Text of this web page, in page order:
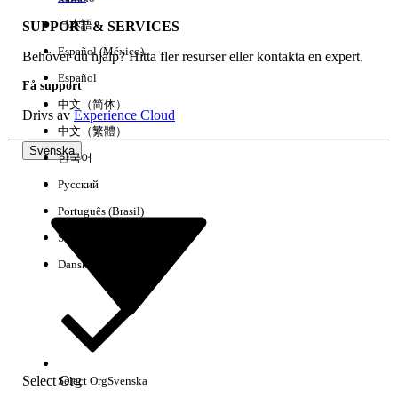
Rensa alla Klart
Här är några söktips
Kontrollera stavningen av dina nyckelord.
SUPPORT & SERVICES
Behöver du hjälp? Hitta fler resurser eller kontakta en expert.
Få support
Drivs avExperience Cloud
Svenska
Select Org
日本語
Español (México)
Español
中文（简体）
中文（繁體）
한국어
Русский
Português (Brasil)
Suomi
Dansk
Select OrgSvenska